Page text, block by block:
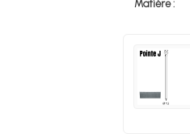
Matière :